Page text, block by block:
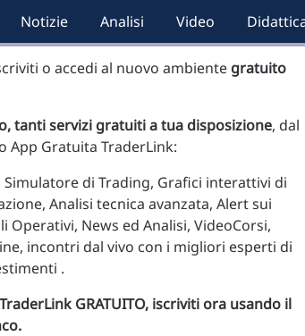
Notizie Analisi Video
o accedi al nuovo ambiente gratuito
tanti servizi gratuiti a tua disposizione, dal
App Gratuita TraderLink:
Simulatore di Trading, Grafici interattivi di
Analisi tecnica avanzata, Alert sui
Operativi, News ed Analisi, VideoCorsi,
incontri dal vivo con i migliori esperti di
.
GRATUITO, iscriviti ora usando il